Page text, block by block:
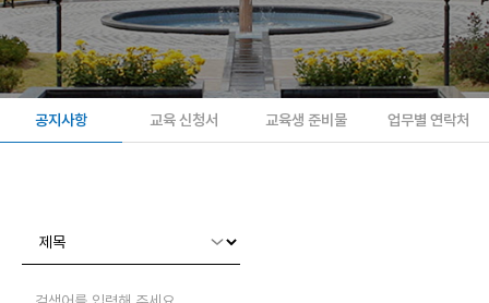
공지사항 교육 신청서 교육생 준비물 업무별 연락처